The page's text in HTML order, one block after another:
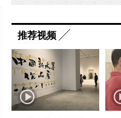
推荐视频